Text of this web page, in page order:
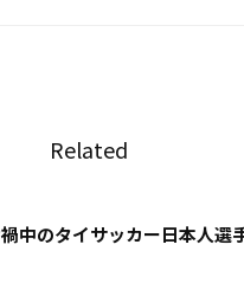
Related
中のタイサッカー日本人選